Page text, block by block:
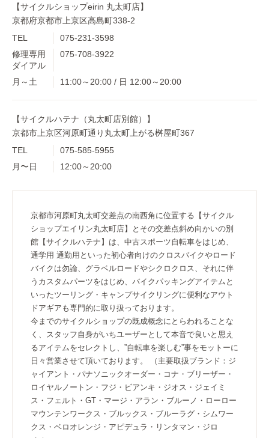
【サイクルショップeirin 丸太町店】
京都府京都市上京区高島町338-2
TEL
075-231-3598
修理専用
ダイアル
075-708-3922
月～土 11:00～20:00 / 日 12:00～20:00
【サイクルハテナ（丸太町店別館）】
京都市上京区河原町通り丸太町上がる桝屋町367
TEL
075-585-5955
月〜日
12:00～20:00
京都市河原町丸太町交差点の南西角に位置する【サイクル
ショップエイリン丸太町店】とその交差点斜め向かいの別
館【サイクルハテナ】は、中古スポーツ自転車をはじめ、
通学用 通勤用といった初心者向けのクロスバイクやロード
バイクは勿論、グラベルロードやシクロクロス、それに伴
うカスタムパーツをはじめ、バイクパッキングアイテムと
いったツーリング・キャンプサイクリングに便利なアウト
ドアギアも専門的に取り扱っております。
今までのサイクルショップの既成概念にとらわれることな
く、スタッフ自身がいちユーザーとして本音で良いと思え
るアイテムをセレクトし、”自転車を楽しむ”事をモットーに
日々営業させて頂いております。 （主要取扱ブランド：ジ
ャイアント・パナソニックオーダー・コナ・ブリーザー・
ロイヤルノートン・フジ・ビアンキ・ジオス・ジェイミ
ス・フェルト・GT・マージ・アラン・ブルーノ・ローロー
マウンテンワークス・ブルックス・ブルーラグ・シムワー
クス・ベロオレンジ・アピデュラ・リンタマン・ジロ